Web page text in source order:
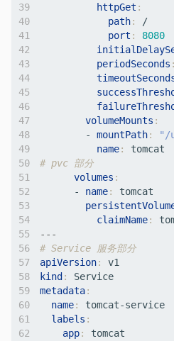
39
40
44
46
47
48
49
50
54
56
57
58
59
60
httpGet :
path:
/
port :
8080
periodSeconds :
volumeMounts :
- mountPath:
"/
name:
tomcat
# pvc 部分
volumes :
- name:
tomcat
claimName:
---
# Service 服务部分
apiVersion:
v1
kind:
Service
metadata:
name:
tomcat-service
labels :
app: tomcat